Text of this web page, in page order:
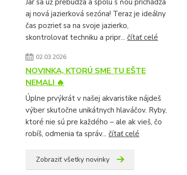
Jar sa už prebúdza a spolu s ňou prichádza
aj nová jazierková sezóna! Teraz je ideálny
čas pozrieť sa na svoje jazierko,
skontrolovať techniku a pripr... čítať celé
02.03.2026
NOVINKA, KTORÚ SME TU EŠTE
NEMALI 🔥
Úplne prvýkrát v našej akvaristike nájdeš
výber skutočne unikátnych hlaváčov. Ryby,
ktoré nie sú pre každého – ale ak vieš, čo
robíš, odmenia ťa správ... čítať celé
Zobraziť všetky novinky